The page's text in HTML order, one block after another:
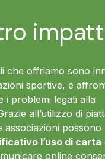
che offriamo sono
sportive, e
i problemi legati alla
all’utilizzo di
associazioni possono
l’uso di carta
online